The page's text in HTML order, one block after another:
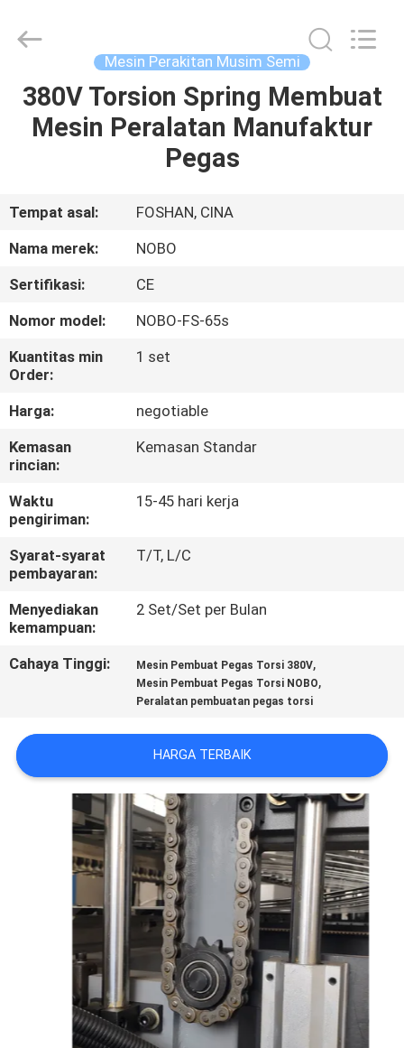
RUMAH
TENTANG
KITA
WISATA
PABRIK
KONTROL
KUALITAS
HUBUNGI
KAMI
BERITA
SEMUA
KASUS
SITEMAP
KEBIJAKAN
PRIBADI
Mesin Perakitan Musim Semi
380V Torsion Spring Membuat
Mesin Peralatan Manufaktur
Pegas
Tempat asal:
FOSHAN, CINA
Nama merek:
NOBO
Sertifikasi:
CE
Nomor model:
NOBO-FS-65s
Kuantitas min
Order:
1 set
Harga:
negotiable
Kemasan
rincian:
Kemasan Standar
Waktu
pengiriman:
15-45 hari kerja
Syarat-syarat
pembayaran:
T/T, L/C
Menyediakan
kemampuan:
2 Set/Set per Bulan
Cahaya Tinggi: Mesin Pembuat Pegas Torsi 380V,
Mesin Pembuat Pegas Torsi NOBO,
Peralatan pembuatan pegas torsi
HARGA TERBAIK